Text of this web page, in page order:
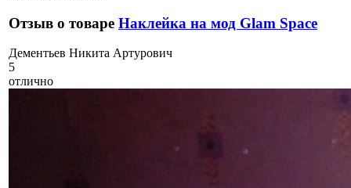
Отзыв о товаре Наклейка на мод Glam Space
Дементьев Никита Артурович
5
отлично